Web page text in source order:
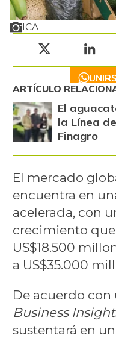
ICA
ARTÍCULO
El
la Línea
Finagro
El mercado
encuentra en
acelerada, con
crecimiento
US$18.500
a US$35.000
De acuerdo
Business
sustentará en